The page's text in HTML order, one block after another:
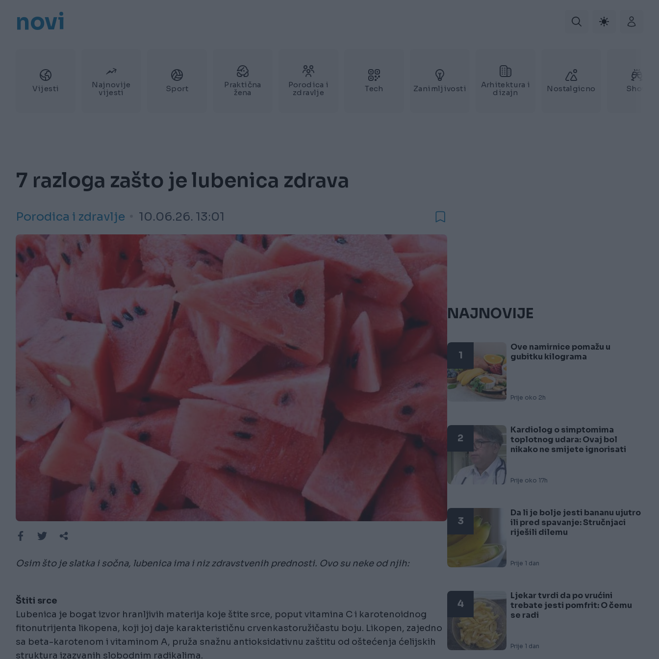
novi
Vijesti
Najnovije
vijesti
Sport
Praktična
žena
Porodica i
zdravlje
Tech Zanimljivosti
Arhitektura i
dizajn
Nostalgicno Show
7 razloga zašto je lubenica zdrava
Porodica i zdravlje 10.06.26. 13:01
Osim što je slatka i sočna, lubenica ima i niz zdravstvenih prednosti. Ovo su neke od njih:
Štiti srce
Lubenica je bogat izvor hranljivih materija koje štite srce, poput vitamina C i karotenoidnog
fitonutrijenta likopena, koji joj daje karakterističnu crvenkastoružičastu boju. Likopen, zajedno
sa beta-karotenom i vitaminom A, pruža snažnu antioksidativnu zaštitu od oštećenja ćelijskih
struktura izazvanih slobodnim radikalima.
NAJNOVIJE
1
Ove namirnice pomažu u
gubitku kilograma
Prije oko 2h
2
Kardiolog o simptomima
toplotnog udara: Ovaj bol
nikako ne smijete ignorisati
Prije oko 17h
3
Da li je bolje jesti bananu ujutro
ili pred spavanje: Stručnjaci
riješili dilemu
Prije 1 dan
4
Ljekar tvrdi da po vrućini
trebate jesti pomfrit: O čemu
se radi
Prije 1 dan